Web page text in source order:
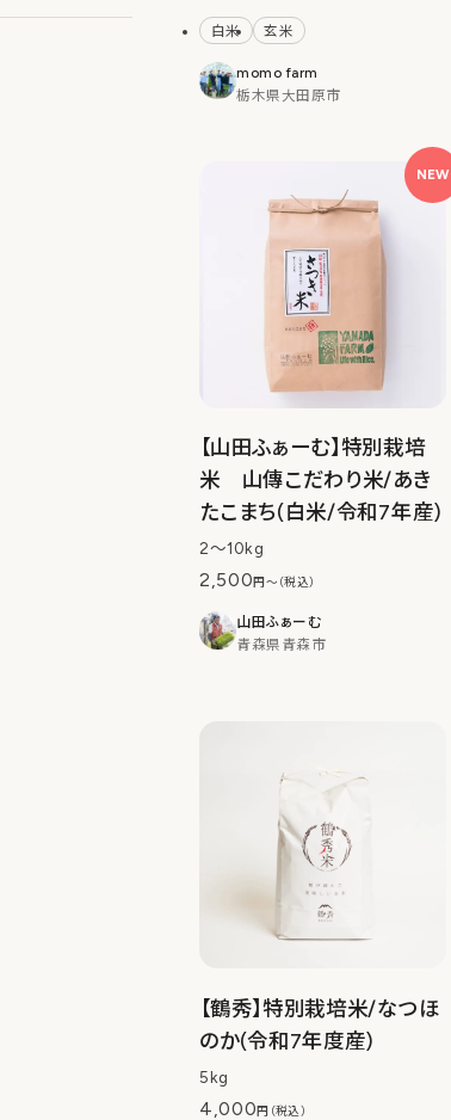
白米 玄米
momo farm
栃木県大田原市
NEW
【山田ふぁーむ】特別栽培
米 山傳こだわり米/あき
たこまち(白米/令和7年産)
2〜10kg
2,500円〜（税込）
山田ふぁーむ
青森県青森市
【鶴秀】特別栽培米/なつほ
のか(令和7年度産)
5kg
4,000円（税込）